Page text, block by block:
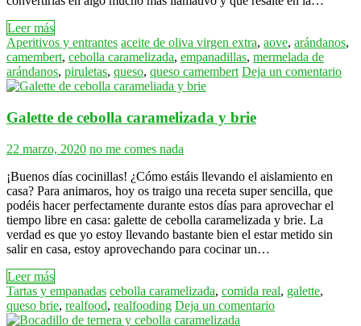
Leer más
Aperitivos y entrantes aceite de oliva virgen extra, aove, arándanos,
camembert, cebolla caramelizada, empanadillas, mermelada de
arándanos, piruletas, queso, queso camembert Deja un comentario
Galette de cebolla caramelizada y brie
22 marzo, 2020 no me comes nada
¡Buenos días cocinillas! ¿Cómo estáis llevando el aislamiento en
casa? Para animaros, hoy os traigo una receta super sencilla, que
podéis hacer perfectamente durante estos días para aprovechar el
tiempo libre en casa: galette de cebolla caramelizada y brie. La
verdad es que yo estoy llevando bastante bien el estar metido sin
salir en casa, estoy aprovechando para cocinar un…
Leer más
Tartas y empanadas cebolla caramelizada, comida real, galette,
queso brie, realfood, realfooding Deja un comentario